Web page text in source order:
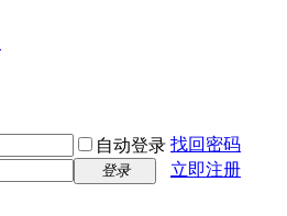
自动登录 找回密码
登录
立即注册